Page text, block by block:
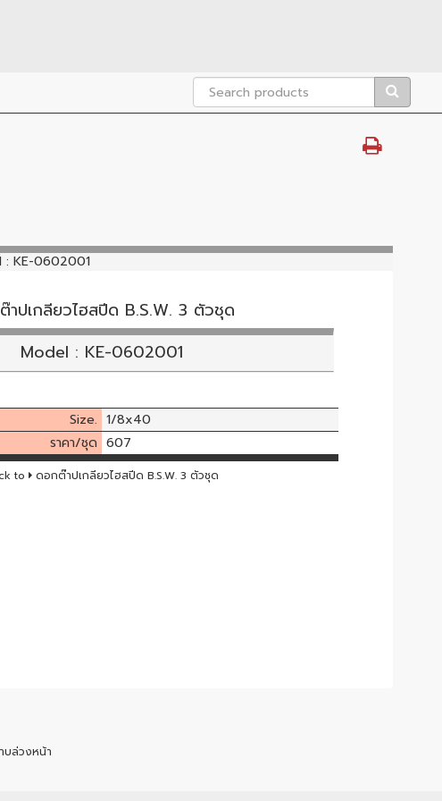
: KE-0602001
าปเกลียวไฮสปีด B.S.W. 3 ตัวชุด
Model : KE-0602001
Size. 1/8x40
ราคา/ชุด 607
to ดอกต๊าปเกลียวไฮสปีด B.S.W. 3 ตัวชุด
บล่วงหน้า